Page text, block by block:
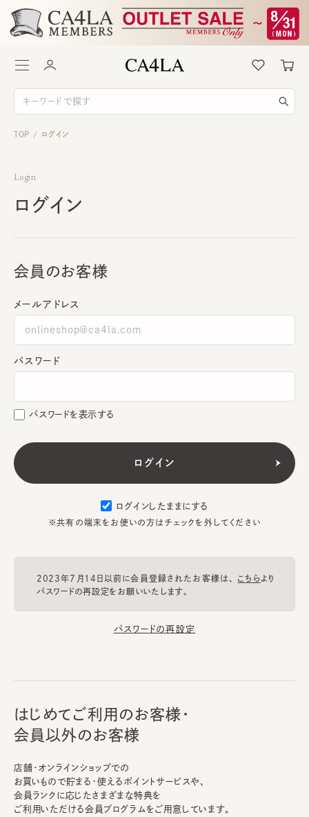
TOP / ログイン
Login
ログイン
会員のお客様
メールアドレス
パスワード
パスワードを表示する
ログインしたままにする
※共有の端末をお使いの方はチェックを外してください
2023年7月14日以前に会員登録されたお客様は、 こちらより
パスワードの再設定をお願いいたします。
パスワードの再設定
はじめてご利用のお客様・
会員以外のお客様
店舗・オンラインショップでの
お買いもので貯まる・使えるポイントサービスや、
会員ランクに応じたさまざまな特典を
ご利用いただける会員プログラムをご用意しています。